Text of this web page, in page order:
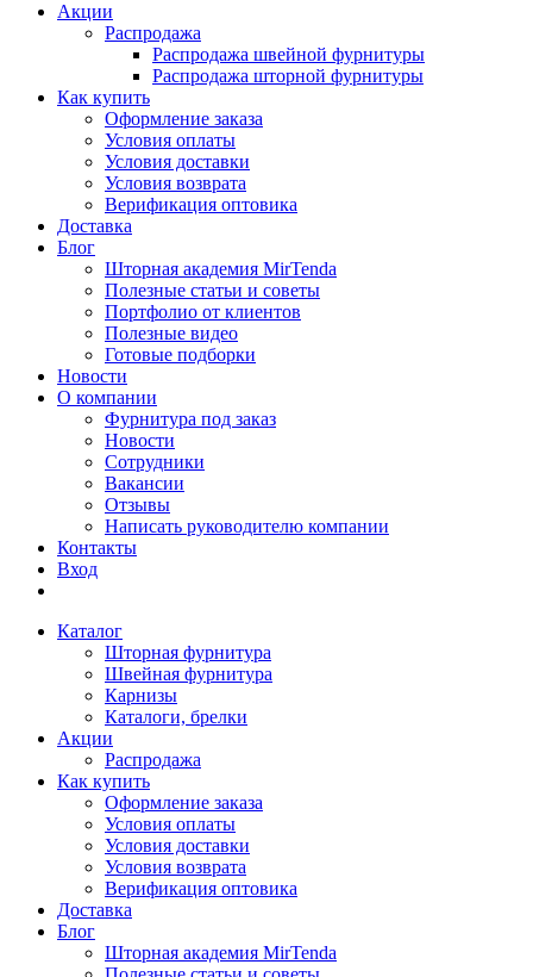
Акции
Распродажа
Распродажа швейной фурнитуры
Распродажа шторной фурнитуры
Как купить
Оформление заказа
Условия оплаты
Условия доставки
Условия возврата
Верификация оптовика
Доставка
Блог
Шторная академия MirTenda
Полезные статьи и советы
Портфолио от клиентов
Полезные видео
Готовые подборки
Новости
О компании
Фурнитура под заказ
Новости
Сотрудники
Вакансии
Отзывы
Написать руководителю компании
Контакты
Вход
Каталог
Шторная фурнитура
Швейная фурнитура
Карнизы
Каталоги, брелки
Акции
Распродажа
Как купить
Оформление заказа
Условия оплаты
Условия доставки
Условия возврата
Верификация оптовика
Доставка
Блог
Шторная академия MirTenda